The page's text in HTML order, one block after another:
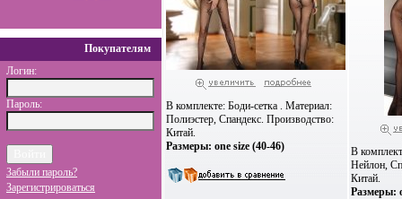
Покупателям
Логин:
Пароль:
Забыли пароль?
Зарегистрироваться
В комплекте: Боди-сетка . Материал:
Полиэстер, Спандекс. Производство:
Китай.
Размеры: one size (40-46)
В
Нейлон,
Китай.
Размеры: